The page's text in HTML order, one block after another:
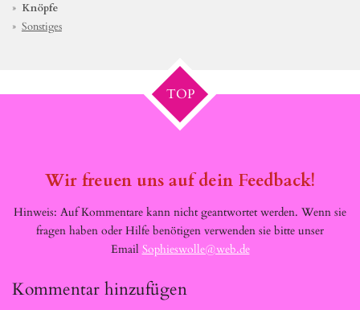
Knöpfe
Sonstiges
TOP
Wir freuen uns auf dein Feedback!
Hinweis: Auf Kommentare kann nicht geantwortet werden. Wenn sie
fragen haben oder Hilfe benötigen verwenden sie bitte unser
Email Sophieswolle@web.de
Kommentar hinzufügen